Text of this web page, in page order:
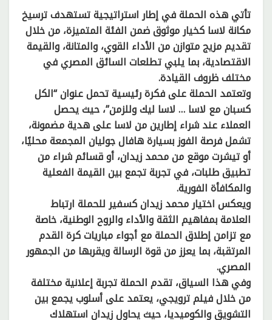
تأتي هذه الحملة في إطار استراتيجية تستهدف ترسيخ
مكانة لاسا كخيار موثوق ضمن الفئة المتميزة، من خلال
تقديم مزيج متوازن من الأداء القوي، والمتانة، والقيمة
الاقتصادية، بما يلبي تطلعات السائق المصري في
مختلف ظروف القيادة.
وتعتمد الحملة على فكرة رئيسية تحمل عنوان “الكل
كسبان مع لاسا … لاسا ليك وللزمن”، حيث يحصل
العملاء عند شراء إطارين من لاسا على هدية مضمونة،
تشمل فرصة الفوز بسيارة هافال جوليان المجمعة محليًا،
أو تيشرت موقع من محمد زيدان، أو قسائم شراء من
تطبيق طلبات، في تجربة تجمع بين القيمة الفعلية
والمكافأة الفورية.
ويعكس اختيار محمد زيدان كسفير للحملة ارتباط
العلامة بمفاهيم الثقة والأداء والروح الوطنية، خاصة
مع تزامن إطلاق الحملة مع أجواء مباريات كرة القدم
المرتقبة، بما يعزز من قوة الرسالة ويقربها من الجمهور
المصري.
وفي هذا السياق، تقدم الحملة تجربة إعلانية مختلفة
من خلال فيلم ترويجي، يعتمد على أسلوب يجمع بين
التشويق والكوميديا، حيث يحاول زيدان استهلاك